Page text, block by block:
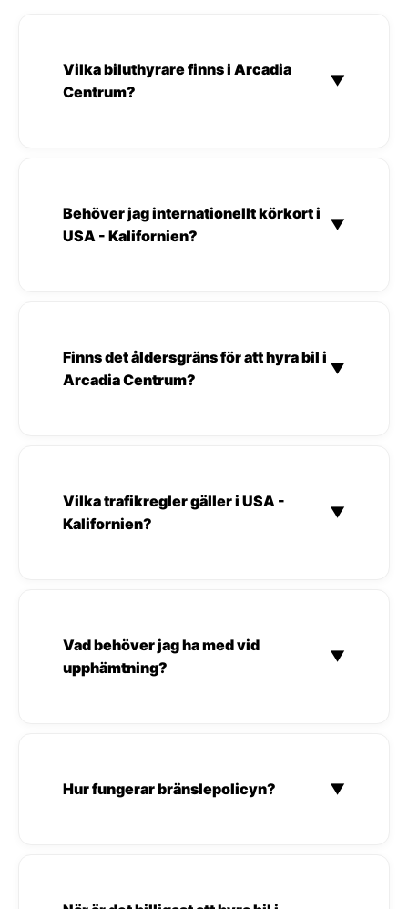
Vilka biluthyrare finns i Arcadia
Centrum?
▼
Behöver jag internationellt körkort i
USA - Kalifornien?
▼
Finns det åldersgräns för att hyra bil i
Arcadia Centrum?
▼
Vilka trafikregler gäller i USA -
Kalifornien?
▼
Vad behöver jag ha med vid
upphämtning?
▼
Hur fungerar bränslepolicyn? ▼